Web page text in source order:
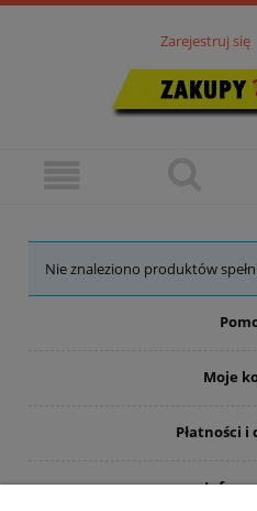
Zarejestruj się
Nie znaleziono produktów
Moje
Płatności i